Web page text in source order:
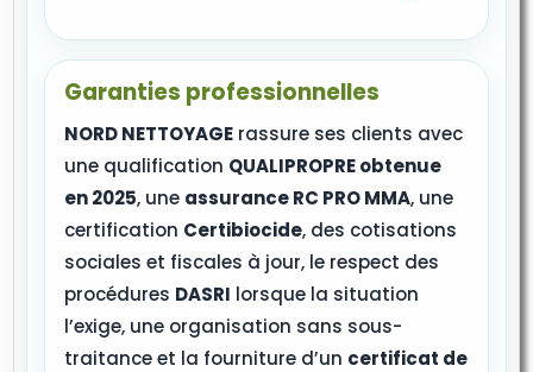
Garanties professionnelles
NORD NETTOYAGE rassure ses clients avec
une qualification QUALIPROPRE obtenue
en 2025, une assurance RC PRO MMA, une
certification Certibiocide, des cotisations
sociales et fiscales à jour, le respect des
procédures DASRI lorsque la situation
l’exige, une organisation sans sous-
traitance et la fourniture d’un certificat de